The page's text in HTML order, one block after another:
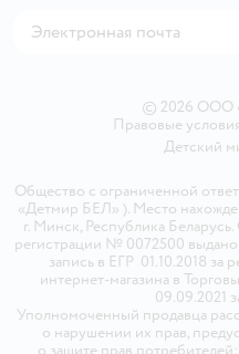
© 2026 ООО
Правовые
Детский
Общество с ограниченной
«Детмир БЕЛ» ). Место
г. Минск, Республика
регистрации № 0072500
запись в ЕГР 01.10.2018 за
интернет-магазина в
09.09.2021
Уполномоченный продавца
о нарушении их прав,
о защите прав